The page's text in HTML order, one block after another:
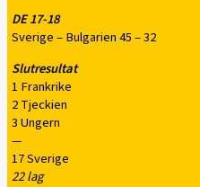
DE 17-18
Sverige – Bulgarien 45 – 32
Slutresultat
1 Frankrike
2 Tjeckien
3 Ungern
—
17 Sverige
22 lag